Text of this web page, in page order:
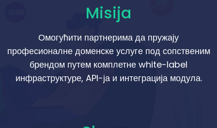
Misija
Омогућити партнерима да пружају
професионалне доменске услуге под сопственим
брендом путем комплетне white-label
инфраструктуре, API-ја и интеграција модула.